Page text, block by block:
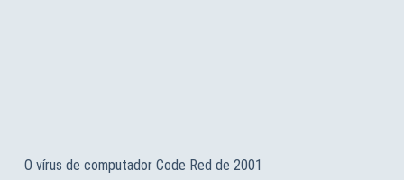
O vírus de computador Code Red de 2001